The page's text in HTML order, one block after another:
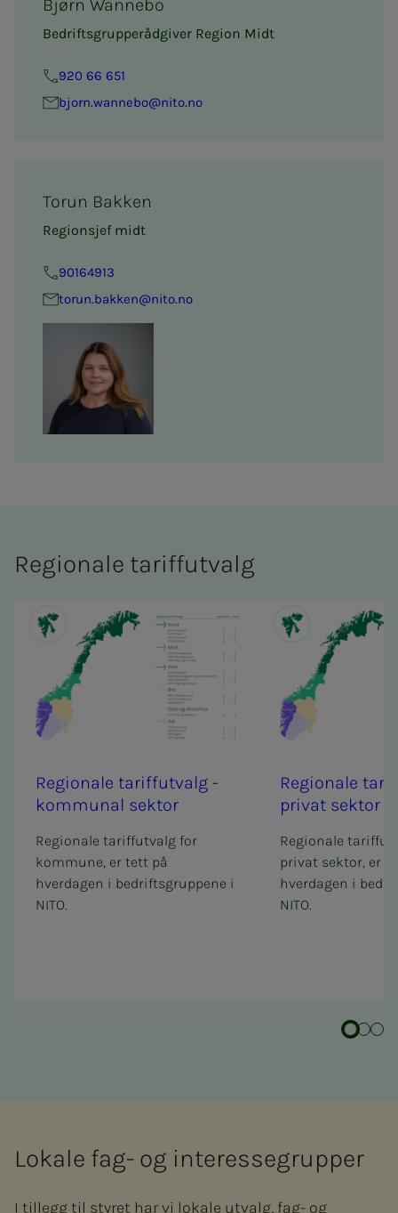
Bjørn Wannebo
Bedriftsgrupperådgiver Region Midt
920 66 651
bjorn.wan­­ne­bo@nito.no
Torun Bakken
Regionsjef midt
90164913
torun.bakken@nito.no
Re­­­gio­­­na­­­le ta­riff­ut­valg
Re­­­gio­­­na­­­le ta­riff­ut­valg -
kom­­­mu­­­nal sek­tor
Regionale tariffutvalg for
kommune, er tett på
hverdagen i bedriftsgruppene i
NITO.
Re­­­gio­­­na­­­le
pri­vat sek­tor
Regionale
privat sektor, er
hverdagen i
NITO.
Lokale fag- og interessegrupper
I tillegg til styret har vi lokale utvalg, fag- og